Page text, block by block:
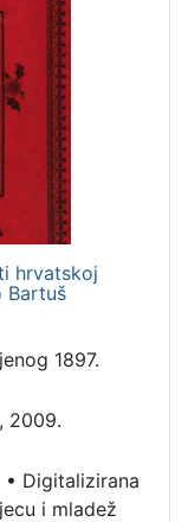
hrvatskoj
Bartuš
1897.
2009.
• Digitalizirana
i mladež